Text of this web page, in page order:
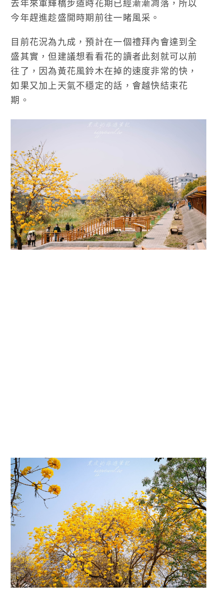
去年來軍輝橋步道時花期已經漸漸凋落，所以
今年趕進趁盛開時期前往一睹風采。
目前花況為九成，預計在一個禮拜內會達到全
盛其實，但建議想看看花的讀者此刻就可以前
往了，因為黃花風鈴木在掉的速度非常的快，
如果又加上天氣不穩定的話，會越快結束花
期。